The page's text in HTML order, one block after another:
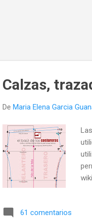
Calzas,
De Maria Elena Garcia
61 comentarios